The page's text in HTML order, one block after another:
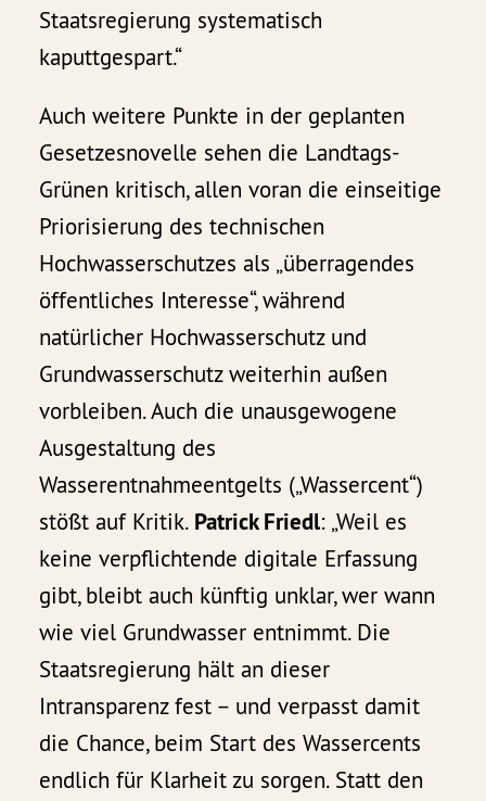
Staatsregierung systematisch
kaputtgespart.“
Auch weitere Punkte in der geplanten
Gesetzesnovelle sehen die Landtags-
Grünen kritisch, allen voran die einseitige
Priorisierung des technischen
Hochwasserschutzes als „überragendes
öffentliches Interesse“, während
natürlicher Hochwasserschutz und
Grundwasserschutz weiterhin außen
vorbleiben. Auch die unausgewogene
Ausgestaltung des
Wasserentnahmeentgelts („Wassercent“)
stößt auf Kritik. Patrick Friedl: „Weil es
keine verpflichtende digitale Erfassung
gibt, bleibt auch künftig unklar, wer wann
wie viel Grundwasser entnimmt. Die
Staatsregierung hält an dieser
Intransparenz fest – und verpasst damit
die Chance, beim Start des Wassercents
endlich für Klarheit zu sorgen. Statt den